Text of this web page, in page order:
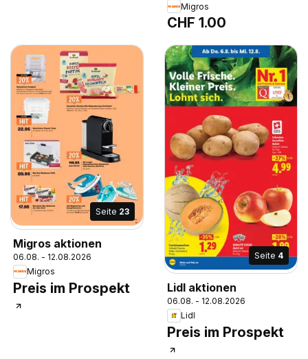
Migros
CHF 1.00
Seite 23
Migros aktionen
06.08. - 12.08.2026
Migros
Preis im Prospekt
Seite 4
Lidl aktionen
06.08. - 12.08.2026
Lidl
Preis im Prospekt